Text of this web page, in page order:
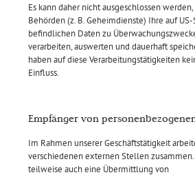
Es kann daher nicht ausgeschlossen werden,
Behörden (z. B. Geheimdienste) Ihre auf
befindlichen Daten zu
verarbeiten, auswerten und dauerhaft
haben auf diese Verarbeitungstätigkeiten
Einfluss.
Empfänger von
Im Rahmen unserer Geschäftstätigkeit
verschiedenen externen Stellen
teilweise auch eine Übermittlung von